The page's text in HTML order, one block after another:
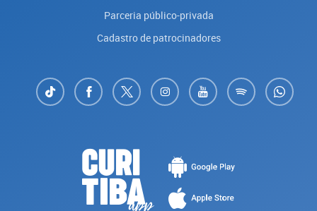
Parceria público-privada
Cadastro de patrocinadores